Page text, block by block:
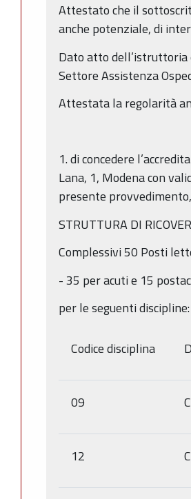
Attestato che il
anche potenziale, di
Dato atto dell’istruttoria
Settore Assistenza
Attestata la regolarità
1. di concedere
Lana, 1, Modena con
presente
STRUTTURA DI
Complessivi 50 Posti
- 35 per acuti e 15
per le seguenti discipline:
Codice disciplina
09
12